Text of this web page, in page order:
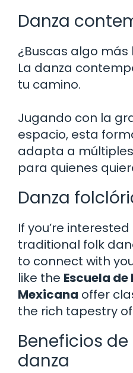
Danza
¿Buscas algo más
La danza
tu camino.
Jugando con la
espacio, esta
adapta a
para quienes
Danza
If you’re
traditional folk
to connect with
like the Escuela
Mexicana offer
the rich tapestry
Beneficios
danza